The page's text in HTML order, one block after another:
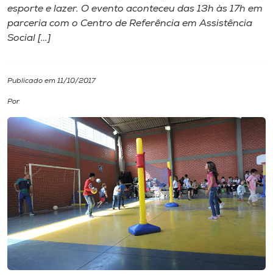
I.nova
Cultura
CPA
Biblioteca
Editora
Rádio
esporte e lazer. O evento aconteceu das 13h às 17h em
parceria com o Centro de Referência em Assistência
Social […]
Publicado em 11/10/2017
Por